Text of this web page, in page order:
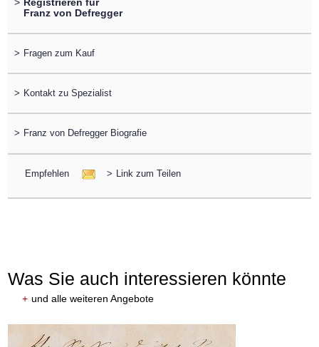
Franz von Defregger
> Fragen zum Kauf
> Kontakt zu Spezialist
> Franz von Defregger Biografie
Empfehlen > Link zum Teilen
Was Sie auch interessieren könnte
+ und alle weiteren Angebote